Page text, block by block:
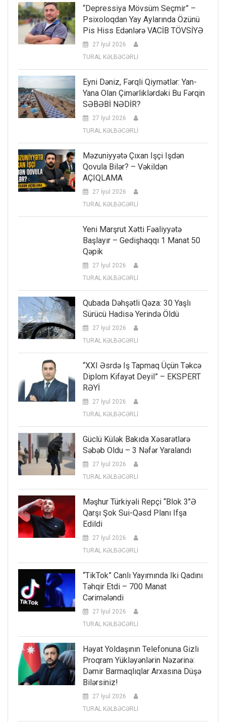
“Depressiya Mövsüm Seçmir” –
Psixoloqdan Yay Aylarında Özünü
Pis Hiss Edənlərə VACİB TÖVSİYƏ
27 İyul 2026
TURAL KƏLBƏCƏRLİ
Eyni Dəniz, Fərqli Qiymətlər: Yan-
Yana Olan Çimərliklərdəki Bu Fərqin
SƏBƏBİ NƏDİR?
27 İyul 2026
TURAL KƏLBƏCƏRLİ
Məzuniyyətə Çıxan Işçi Işdən
Qovula Bilər? – Vəkildən
AÇIQLAMA
27 İyul 2026
TURAL KƏLBƏCƏRLİ
Yeni Marşrut Xətti Fəaliyyətə
Başlayır – Gedişhaqqı 1 Manat 50
Qəpik
27 İyul 2026
TURAL KƏLBƏCƏRLİ
Qubada Dəhşətli Qəza: 30 Yaşlı
Sürücü Hadisə Yerində Öldü
27 İyul 2026
TURAL KƏLBƏCƏRLİ
“XXI Əsrdə Iş Tapmaq Üçün Təkcə
Diplom Kifayət Deyil” – EKSPERT
RƏYİ
27 İyul 2026
TURAL KƏLBƏCƏRLİ
Güclü Külək Bakıda Xəsarətlərə
Səbəb Oldu – 3 Nəfər Yaralandı
27 İyul 2026
TURAL KƏLBƏCƏRLİ
Məşhur Türkiyəli Repçi “Blok 3″ə
Qarşı Şok Sui-Qəsd Planı Ifşa
Edildi
27 İyul 2026
TURAL KƏLBƏCƏRLİ
“TikTok” Canlı Yayımında Iki Qadını
Təhqir Etdi – 700 Manat
Cərimələndi
27 İyul 2026
TURAL KƏLBƏCƏRLİ
Həyat Yoldaşının Telefonuna Gizli
Proqram Yükləyənlərin Nəzərinə:
Dəmir Barmaqlıqlar Arxasına Düşə
Bilərsiniz!
27 İyul 2026
TURAL KƏLBƏCƏRLİ